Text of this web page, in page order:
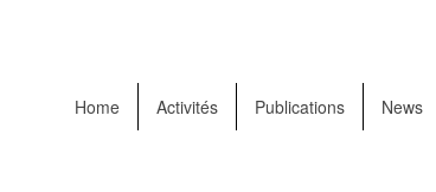
Home Activités Publications News